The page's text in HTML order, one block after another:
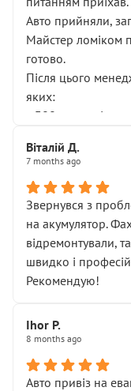
Авто прийняли,
Майстер ломіком
готово.
Після цього
яких:
• 300 грн —
НЕ погоджував
послуга. Тим
діагностики
зауваження гроші
лише
Але головне — я
залишився таким
Далі ситуація
• сказали, що
• що біля авто
• почали
Віталій Д.
7 months ago
Звернувся з
на акумулятор.
відремонтували,
швидко і
Рекомендую!
Ihor P.
8 months ago
Авто привіз на